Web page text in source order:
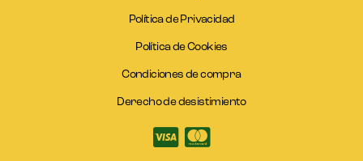
Política de Privacidad
Política de Cookies
Condiciones de compra
Derecho de desistimiento